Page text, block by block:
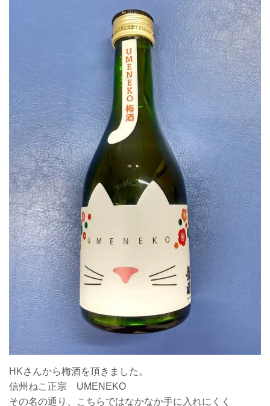
HKさんから梅酒を頂きました。
信州ねこ正宗 UMENEKO
その名の通り、こちらではなかなか手に入れにくく